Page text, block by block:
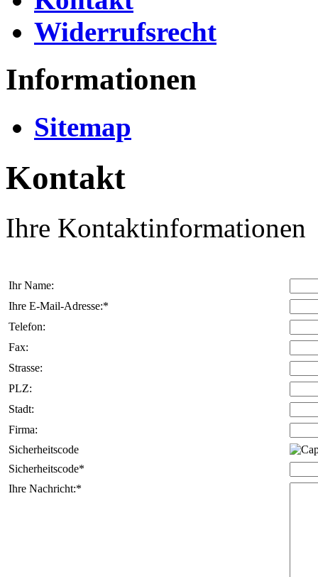
Widerrufsrecht
Informationen
Sitemap
Kontakt
Ihre Kontaktinformationen
Ihr Name:
Ihre E-Mail-Adresse:*
Telefon:
Fax:
Strasse:
PLZ:
Stadt:
Firma:
Sicherheitscode
Sicherheitscode*
Ihre Nachricht:*